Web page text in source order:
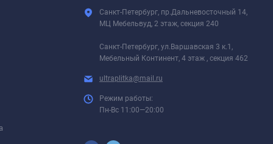
Санкт-Петербург, пр.Дальневосточный 14,
МЦ Мебельвуд, 2 этаж, секция 240
Санкт-Петербург, ул.Варшавская 3 к.1,
Мебельный Континент, 4 этаж , секция 462
ultraplitka@mail.ru
Режим работы:
Пн-Вс 11:00—20:00